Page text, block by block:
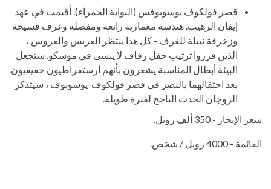
قصر فولكوف يوسوبوفس (البوابة الحمراء). أقيمت في عهد
إيفان الرهيب. هندسة معمارية رائعة ومفصلة وغرف فسيحة
وزخرفة نبيلة للغرف - كل هذا ينتظر العريس والعروس ،
الذين قرروا ترتيب حفل زفاف لا ينسى في موسكو. ستجعل
البيئة أبطال المناسبة يشعرون بأنهم أرستقراطيون حقيقيون.
بعد احتفالهما بالنصر في قصر فولكوف-يوسوبوف ، سيتذكر
الزوجان الحدث الناجح لفترة طويلة.
سعر الإيجار - 350 ألف روبل.
القائمة - 4000 روبل / شخص.